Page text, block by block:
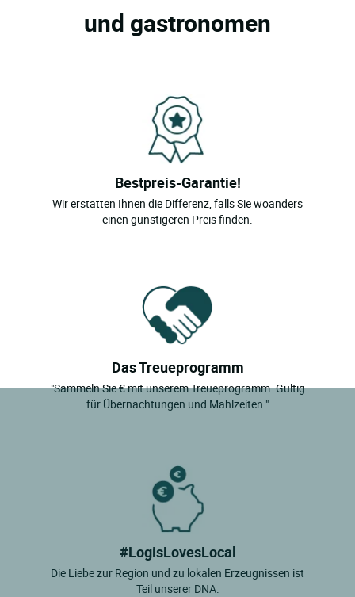
und gastronomen
Bestpreis-Garantie!
Wir erstatten Ihnen die Differenz, falls Sie woanders
einen günstigeren Preis finden.
Das Treueprogramm
"Sammeln Sie € mit unserem Treueprogramm. Gültig
für Übernachtungen und Mahlzeiten."
#LogisLovesLocal
Die Liebe zur Region und zu lokalen Erzeugnissen ist
Teil unserer DNA.